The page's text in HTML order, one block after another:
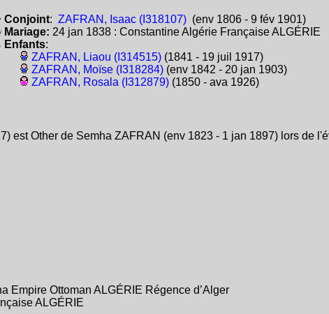
Conjoint:ZAFRAN, Isaac (I318107) (env 1806 - 9 fév 1901)
Mariage: 24 jan 1838 : Constantine Algérie Française ALGÉRIE
Enfants:
ZAFRAN, Liaou (I314515) (1841 - 19 juil 1917)
ZAFRAN, Moïse (I318284) (env 1842 - 20 jan 1903)
ZAFRAN, Rosala (I312879) (1850 - ava 1926)
est Other de Semha ZAFRAN (env 1823 - 1 jan 1897) lors de
Empire Ottoman ALGÉRIE Régence d’Alger
ALGÉRIE